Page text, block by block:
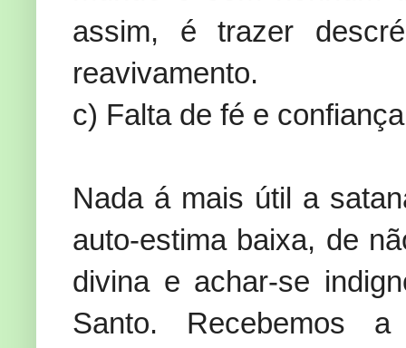
assim, é trazer
reavivamento.
c) Falta de fé e
Nada á mais útil a
auto-estima baixa, de
divina e achar-se
Santo. Recebemos